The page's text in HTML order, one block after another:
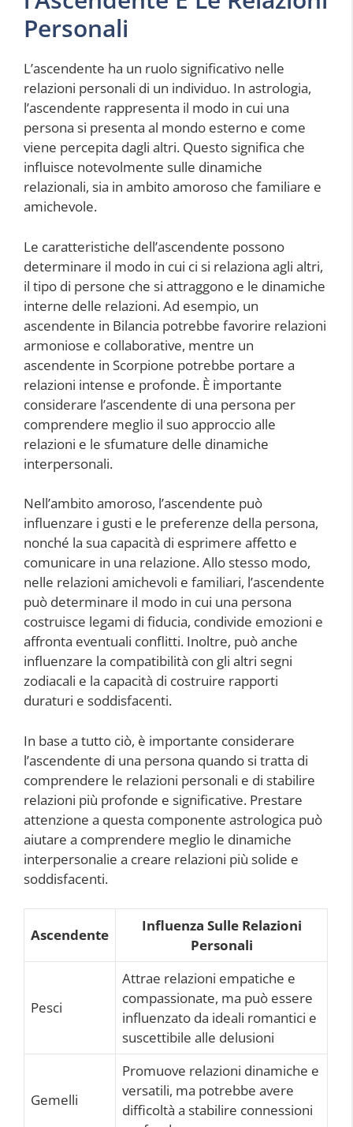
Personali
L’ascendente ha un ruolo significativo nelle
relazioni personali di un individuo. In astrologia,
l’ascendente rappresenta il modo in cui una
persona si presenta al mondo esterno e come
viene percepita dagli altri. Questo significa che
influisce notevolmente sulle dinamiche
relazionali, sia in ambito amoroso che familiare e
amichevole.
Le caratteristiche dell’ascendente possono
determinare il modo in cui ci si relaziona agli altri,
il tipo di persone che si attraggono e le dinamiche
interne delle relazioni. Ad esempio, un
ascendente in Bilancia potrebbe favorire relazioni
armoniose e collaborative, mentre un
ascendente in Scorpione potrebbe portare a
relazioni intense e profonde. È importante
considerare l’ascendente di una persona per
comprendere meglio il suo approccio alle
relazioni e le sfumature delle dinamiche
interpersonali.
Nell’ambito amoroso, l’ascendente può
influenzare i gusti e le preferenze della persona,
nonché la sua capacità di esprimere affetto e
comunicare in una relazione. Allo stesso modo,
nelle relazioni amichevoli e familiari, l’ascendente
può determinare il modo in cui una persona
costruisce legami di fiducia, condivide emozioni e
affronta eventuali conflitti. Inoltre, può anche
influenzare la compatibilità con gli altri segni
zodiacali e la capacità di costruire rapporti
duraturi e soddisfacenti.
In base a tutto ciò, è importante considerare
l’ascendente di una persona quando si tratta di
comprendere le relazioni personali e di stabilire
relazioni più profonde e significative. Prestare
attenzione a questa componente astrologica può
aiutare a comprendere meglio le dinamiche
interpersonalie a creare relazioni più solide e
soddisfacenti.
Ascendente
Influenza Sulle Relazioni
Personali
Pesci
Attrae relazioni empatiche e
compassionate, ma può essere
influenzato da ideali romantici e
suscettibile alle delusioni
Gemelli
Promuove relazioni dinamiche e
versatili, ma potrebbe avere
difficoltà a stabilire connessioni